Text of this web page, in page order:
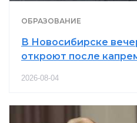
ОБРАЗОВАНИЕ
В Новосибирске
откроют после
2026-08-04